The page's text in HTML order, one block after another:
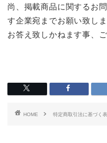
尚、掲載商品に関するお
す企業宛までお願い致し
お答え致しかねます事、
HOME 特定商取引法に基づく